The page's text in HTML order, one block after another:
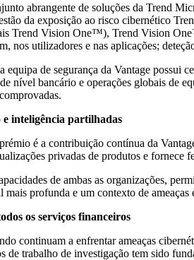
abrangente de soluções da Trend
da exposição ao risco
Trend Vision One™), Trend Vision
utilizadores e nas aplicações;
equipa de segurança da Vantage
nível bancário e operações globais de
inteligência partilhadas
é a contribuição contínua da
privadas de produtos e
de ambas as organizações,
profunda e um contexto de ameaças
os serviços financeiros
continuam a enfrentar ameaças
de trabalho de investigação tem sido